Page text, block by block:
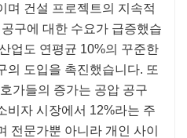
며 건설 프로젝트의 지속적
구에 대한 수요가 급증했습
업도 연평균 10%의 꾸준한
의 도입을 촉진했습니다. 또
가들의 증가는 공압 공구
비자 시장에서 12%라는 주
전문가뿐 아니라 개인 사이